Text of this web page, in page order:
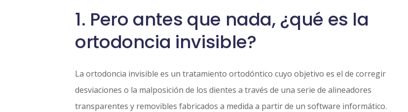
1. Pero antes que nada, ¿qué es la
ortodoncia invisible?
La ortodoncia invisible es un tratamiento ortodóntico cuyo objetivo es el de corregir
desviaciones o la malposición de los dientes a través de una serie de alineadores
transparentes y removibles fabricados a medida a partir de un software informático.